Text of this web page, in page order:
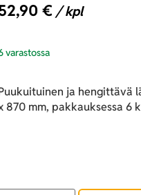
€ / kpl
varastossa
ja hengittävä
870 mm, pakkauksessa 6